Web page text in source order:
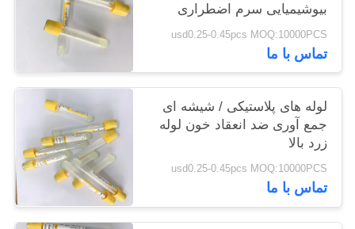
بیوشیمیایی سرم اضطراری
usd0.25-0.45pcs MOQ:10000PCS
تماس با ما
لوله های پلاستیکی / شیشه ای
جمع آوری ضد انعقاد خون لوله
زرد بالا
usd0.25-0.45pcs MOQ:10000PCS
تماس با ما